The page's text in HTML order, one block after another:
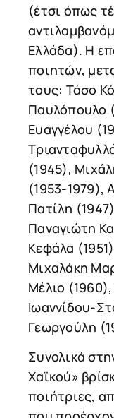
(έτσι όπως
Ελλάδα). Η
ποιητών,
τους: Τάσο
Παυλόπουλο
Ευαγγέλου
(1945),
(1953-1979),
Πατίλη
Παναγιώτη
Κεφάλα
Μιχαλάκη
Μέλιο
Ιωαννίδου-
Γεωργούλη
Συνολικά
Χαϊκού»
ποιήτριες,